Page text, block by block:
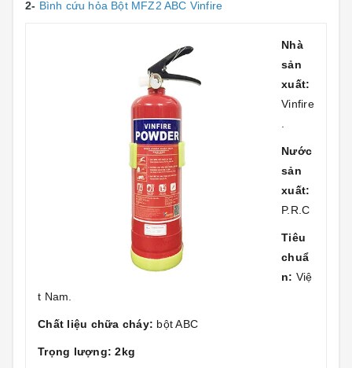
2- Bình cứu hỏa Bột MFZ2 ABC Vinfire
Nhà
sản
xuất:
Vinfire
Nước
sản
xuất:
P.R.C
Tiêu
chuẩ
n: Việ
t Nam.
Chất liệu chữa cháy: bột ABC
Trọng lượng: 2kg